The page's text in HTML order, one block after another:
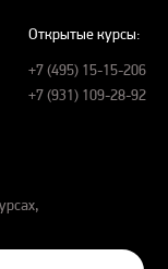
Открытые курсы:
+7 (495) 15-15-206
+7 (931) 109-28-92